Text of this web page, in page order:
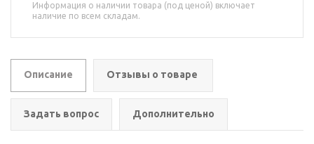
Информация о наличии товара (под ценой) включает
наличие по всем складам.
Описание Отзывы о товаре
Задать вопрос Дополнительно